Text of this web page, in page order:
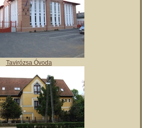
Polgármesteri hivatal
Tulipán Bölcsőde